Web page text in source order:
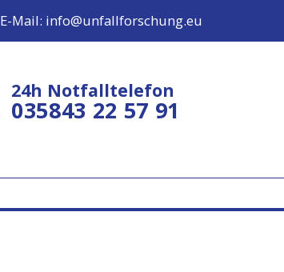
E-Mail: info@unfallforschung.eu
24h Notfalltelefon
035843 22 57 91